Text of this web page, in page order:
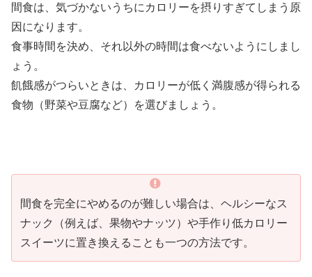
間食は、気づかないうちにカロリーを摂りすぎてしまう原
因になります。
食事時間を決め、それ以外の時間は食べないようにしまし
ょう。
飢餓感がつらいときは、カロリーが低く満腹感が得られる
食物（野菜や豆腐など）を選びましょう。
間食を完全にやめるのが難しい場合は、ヘルシーなス
ナック（例えば、果物やナッツ）や手作り低カロリー
スイーツに置き換えることも一つの方法です。